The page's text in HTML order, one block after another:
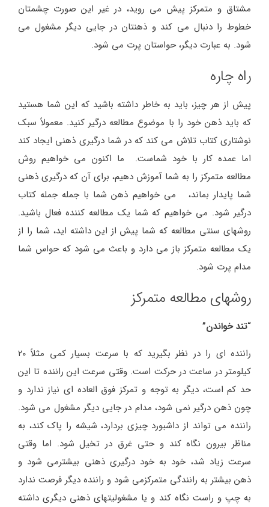
مشتاق و متمرکز پیش می روید، در غیر این صورت چشمتان
خطوط را دنبال می کند و ذهنتان در جایی دیگر مشغول می
شود. به عبارت دیگر، حواستان پرت می شود.
راه چاره
پیش از هر چیز، باید به خاطر داشته باشید که این شما هستید
که باید ذهن خود را با موضوع مطالعه درگیر کنید. معمولاً سبک
نوشتاری کتاب تلاش می کند که در شما درگیری ذهنی ایجاد کند
اما عمده کار با خود شماست. ما اکنون می خواهیم روش
مطالعه متمرکز را به شما آموزش دهیم، برای آن که درگیری ذهنی
شما پایدار بماند، می خواهیم ذهن شما با جمله جمله کتاب
درگیر شود. می خواهیم که شما یک مطالعه کننده فعال باشید.
روشهای سنتی مطالعه که شما پیش از این داشته اید، شما را از
یک مطالعه متمرکز باز می دارد و باعث می شود که حواس شما
مدام پرت شود.
روشهای مطالعه متمرکز
“تند خواندن”
راننده ای را در نظر بگیرید که با سرعت بسیار کمی مثلاً ۲۰
کیلومتر در ساعت در حرکت است. وقتی سرعت این راننده تا این
حد کم است، دیگر به توجه و تمرکز فوق العاده ای نیاز ندارد و
چون ذهن درگیر نمی شود، مدام در جایی دیگر مشغول می شود.
راننده می تواند از داشبورد چیزی بردارد، شیشه را پاک کند، به
مناظر بیرون نگاه کند و حتی غرق در تخیل شود. اما وقتی
سرعت زیاد شد، خود به خود درگیری ذهنی بیشترمی شود و
ذهن بیشتر به رانندگی متمرکزمی شود و راننده دیگر فرصت ندارد
به چپ و راست نگاه کند و یا مشغولیتهای ذهنی دیگری داشته